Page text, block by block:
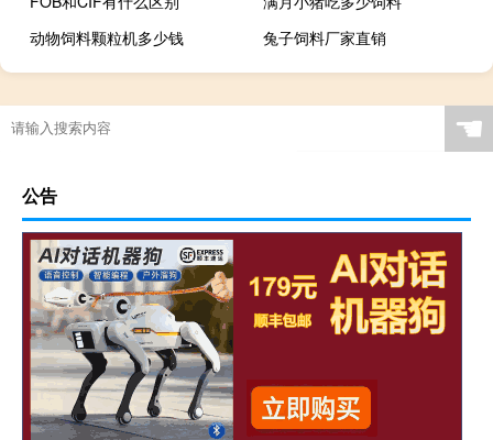
动物饲料颗粒机多少钱
兔子饲料厂家直销
☚
公告